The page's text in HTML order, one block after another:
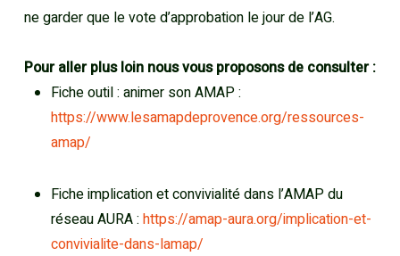
ne garder que le vote d’approbation le jour de l’AG.
Pour aller plus loin nous vous proposons de consulter :
Fiche outil : animer son AMAP :
https://www.lesamapdeprovence.org/ressources-
amap/
Fiche implication et convivialité dans l’AMAP du
réseau AURA : https://amap-aura.org/implication-et-
convivialite-dans-lamap/